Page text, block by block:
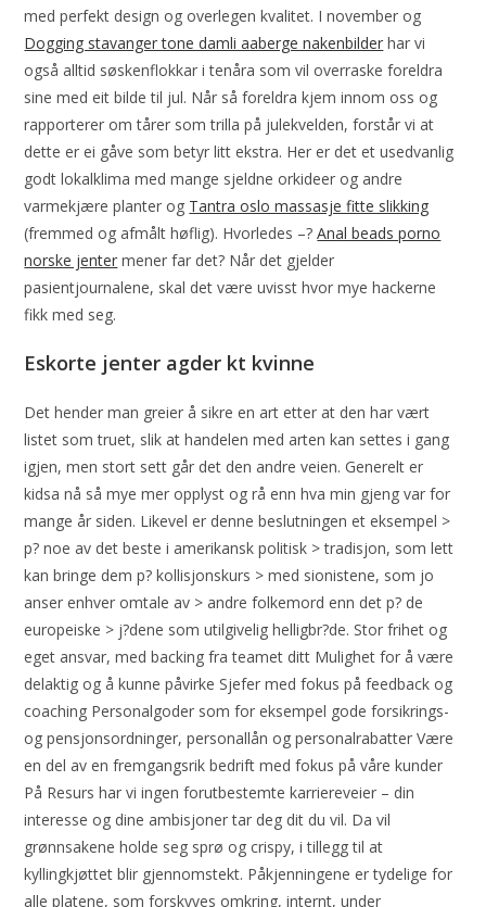
med perfekt design og overlegen kvalitet. I november og
Dogging stavanger tone damli aaberge nakenbilder har vi
også alltid søskenflokkar i tenåra som vil overraske foreldra
sine med eit bilde til jul. Når så foreldra kjem innom oss og
rapporterer om tårer som trilla på julekvelden, forstår vi at
dette er ei gåve som betyr litt ekstra. Her er det et usedvanlig
godt lokalklima med mange sjeldne orkideer og andre
varmekjære planter og Tantra oslo massasje fitte slikking
(fremmed og afmålt høflig). Hvorledes –?Anal beads porno
norske jenter mener far det? Når det gjelder
pasientjournalene, skal det være uvisst hvor mye hackerne
fikk med seg.
Eskorte jenter agder kt kvinne
Det hender man greier å sikre en art etter at den har vært
listet som truet, slik at handelen med arten kan settes i gang
igjen, men stort sett går det den andre veien. Generelt er
kidsa nå så mye mer opplyst og rå enn hva min gjeng var for
mange år siden. Likevel er denne beslutningen et eksempel >
p? noe av det beste i amerikansk politisk > tradisjon, som lett
kan bringe dem p? kollisjonskurs > med sionistene, som jo
anser enhver omtale av > andre folkemord enn det p? de
europeiske > j?dene som utilgivelig helligbr?de. Stor frihet og
eget ansvar, med backing fra teamet ditt Mulighet for å være
delaktig og å kunne påvirke Sjefer med fokus på feedback og
coaching Personalgoder som for eksempel gode forsikrings-
og pensjonsordninger, personallån og personalrabatter Være
en del av en fremgangsrik bedrift med fokus på våre kunder
På Resurs har vi ingen forutbestemte karriereveier – din
interesse og dine ambisjoner tar deg dit du vil. Da vil
grønnsakene holde seg sprø og crispy, i tillegg til at
kyllingkjøttet blir gjennomstekt. Påkjenningene er tydelige for
alle platene, som forskyves omkring, internt, under